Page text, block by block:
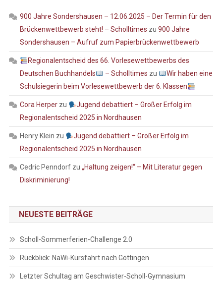
900 Jahre Sondershausen – 12.06.2025 – Der Termin für den
Brückenwettbewerb steht! – Scholltimes zu 900 Jahre
Sondershausen – Aufruf zum Papierbrückenwettbewerb
Regionalentscheid des 66. Vorlesewettbewerbs des
Deutschen Buchhandels
– Scholltimes zu
Wir haben eine
Schulsiegerin beim Vorlesewettbewerb der 6. Klassen
Cora Herperzu
Jugend debattiert – Großer Erfolg im
Regionalentscheid 2025 in Nordhausen
Henry Klein zu
Jugend debattiert – Großer Erfolg im
Regionalentscheid 2025 in Nordhausen
Cedric Penndorfzu „Haltung zeigen!“ – Mit Literatur gegen
Diskriminierung!
NEUESTE BEITRÄGE
Scholl-Sommerferien-Challenge 2.0
Rückblick: NaWi-Kursfahrt nach Göttingen
Letzter Schultag am Geschwister-Scholl-Gymnasium